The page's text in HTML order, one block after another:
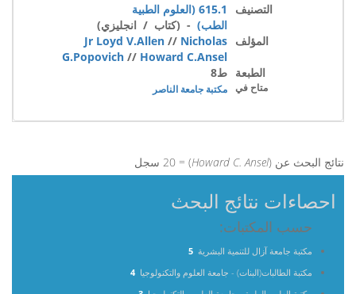
التصنيف
615.1 (العلوم الطبية
الطب) - (كتاب / انجليزي)
المؤلف
Jr Loyd V.Allen // Nicholas
G.Popovich // Howard C.Ansel
الطبعة ط8
متاح في مكتبة جامعة الناصر
نتائج البحث عن (Howard C. Ansel) = 20 سجل
احصاءات نتائج البحث
حسب المكتبات:
مكتبة جامعة آزال للتنمية البشرية 5
مكتبة الطالبات(البنات) - جامعة العلوم والتكنولوجيا 4